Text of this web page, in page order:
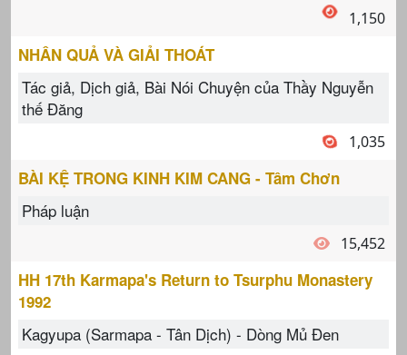
1,150
NHÂN QUẢ VÀ GIẢI THOÁT
Tác giả, Dịch giả, Bài Nói Chuyện của Thầy Nguyễn
thế Đăng
1,035
BÀI KỆ TRONG KINH KIM CANG - Tâm Chơn
Pháp luận
15,452
HH 17th Karmapa's Return to Tsurphu Monastery
1992
Kagyupa (Sarmapa - Tân Dịch) - Dòng Mủ Đen